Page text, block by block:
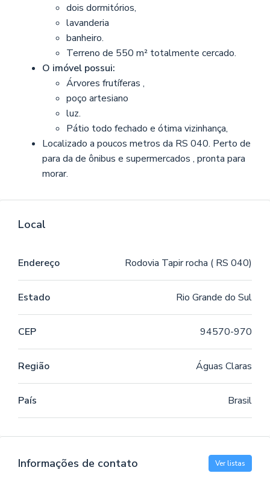
dois dormitórios,
lavanderia
banheiro.
Terreno de 550 m² totalmente cercado.
O imóvel possui:
Árvores frutíferas ,
poço artesiano
luz.
Pátio todo fechado e ótima vizinhança,
Localizado a poucos metros da RS 040. Perto de
para da de ônibus e supermercados , pronta para
morar.
Local
Endereço Rodovia Tapir rocha ( RS 040)
Estado Rio Grande do Sul
CEP 94570-970
Região Águas Claras
País Brasil
Informações de contato Ver listas